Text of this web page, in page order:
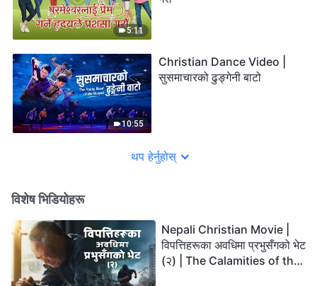
5:11
10:55
Christian Dance Video |
सुसमाचारको ढुङ्गेनी बाटो
थप हेर्नुहोस्
विशेष भिडियोहरू
Nepali Christian Movie |
विपत्तिहरूका अवधिमा प्रभुसँगको भेट
(२) | The Calamities of the